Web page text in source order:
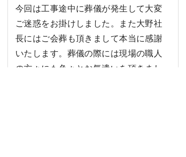
今回は工事途中に葬儀が発生して大変
ご迷惑をお掛けしました。また大野社
長にはご会葬も頂きまして本当に感謝
いたします。葬儀の際には現場の職人
の方々にも色々とお気遣いを頂きまし